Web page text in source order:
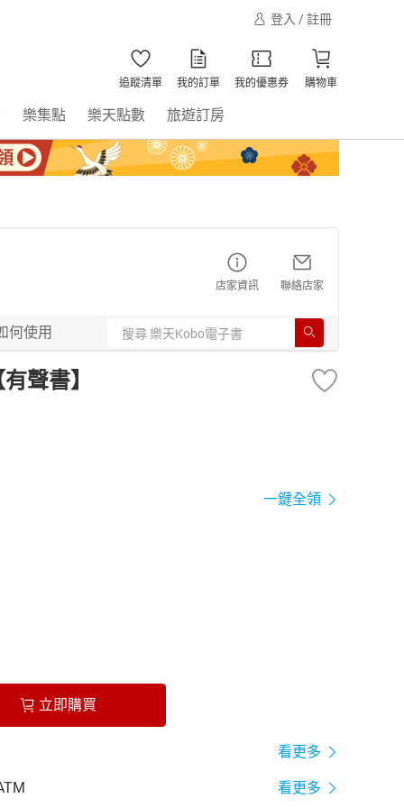
登入 / 註冊
追蹤清單 我的訂單 我的優惠券 購物車
樂集點 樂天點數 旅遊訂房
店家資訊 聯絡店家
何使用
聲書】
一鍵全領
立即購買
看更多
看更多